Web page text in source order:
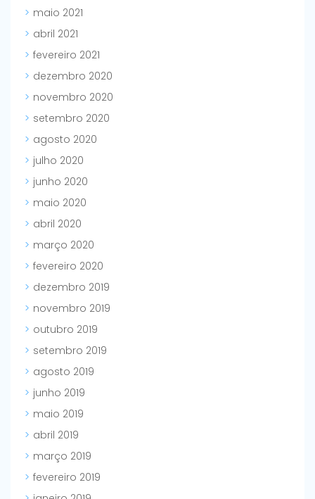
maio 2021
abril 2021
fevereiro 2021
dezembro 2020
novembro 2020
setembro 2020
agosto 2020
julho 2020
junho 2020
maio 2020
abril 2020
março 2020
fevereiro 2020
dezembro 2019
novembro 2019
outubro 2019
setembro 2019
agosto 2019
junho 2019
maio 2019
abril 2019
março 2019
fevereiro 2019